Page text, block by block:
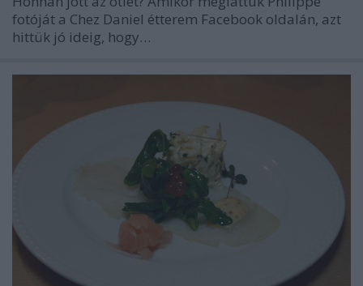
fotóját a Chez Daniel étterem Facebook oldalán, azt
hittük jó ideig, hogy…